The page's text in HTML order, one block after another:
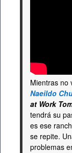
Mientras no
Naeildo
at Work
tendrá su
es ese
se repite.
problemas